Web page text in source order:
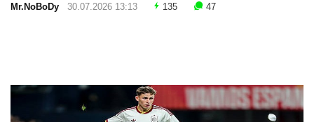
Mr.NoBoDy 30.07.2026 13:13 135 47